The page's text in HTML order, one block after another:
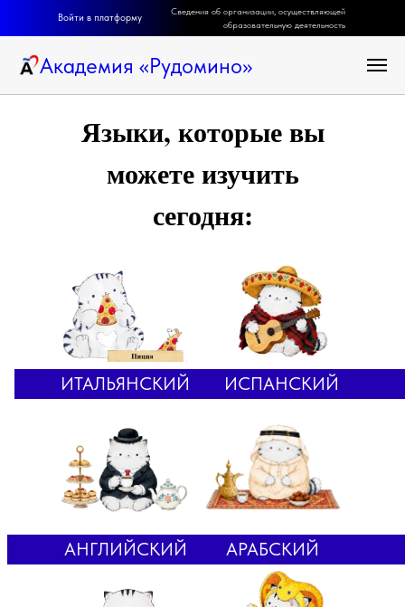
Войти в платформу
Сведения об организации, осуществляющей
образовательную деятельность
Академия «Рудомино»
АРАБСКИЙ
ИСПАНСКИЙ
АНГЛИЙСКИЙ
ИТАЛЬЯНСКИЙ
Языки, которые вы
можете изучить
сегодня: